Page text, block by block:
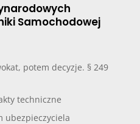
Samochodowej
potem decyzje. § 249
techniczne
ubezpieczyciela